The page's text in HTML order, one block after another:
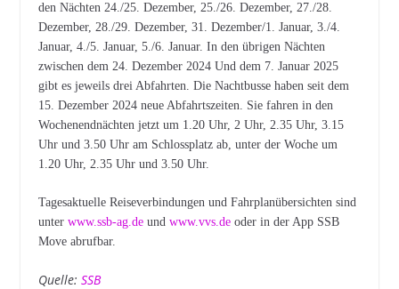
den Nächten 24./25. Dezember, 25./26. Dezember, 27./28.
Dezember, 28./29. Dezember, 31. Dezember/1. Januar, 3./4.
Januar, 4./5. Januar, 5./6. Januar. In den übrigen Nächten
zwischen dem 24. Dezember 2024 Und dem 7. Januar 2025
gibt es jeweils drei Abfahrten. Die Nachtbusse haben seit dem
15. Dezember 2024 neue Abfahrtszeiten. Sie fahren in den
Wochenendnächten jetzt um 1.20 Uhr, 2 Uhr, 2.35 Uhr, 3.15
Uhr und 3.50 Uhr am Schlossplatz ab, unter der Woche um
1.20 Uhr, 2.35 Uhr und 3.50 Uhr.
Tagesaktuelle Reiseverbindungen und Fahrplanübersichten sind
unter www.ssb-ag.deund www.vvs.deoder in der App SSB
Move abrufbar.
Quelle: SSB